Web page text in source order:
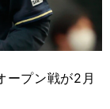
ープン戦が2月